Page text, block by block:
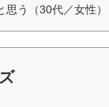
う（30代／女性）